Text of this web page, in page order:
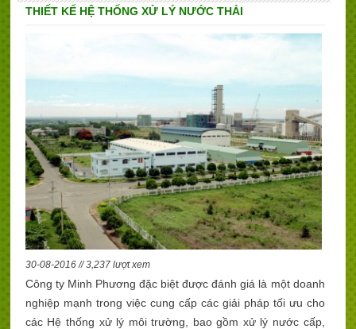
THIẾT KẾ HỆ THỐNG XỬ LÝ NƯỚC THẢI
30-08-2016 // 3,237 lượt xem
Công ty Minh Phương đặc biệt được đánh giá là một doanh
nghiệp mạnh trong việc cung cấp các giải pháp tối ưu cho
các Hệ thống xử lý môi trường, bao gồm xử lý nước cấp,